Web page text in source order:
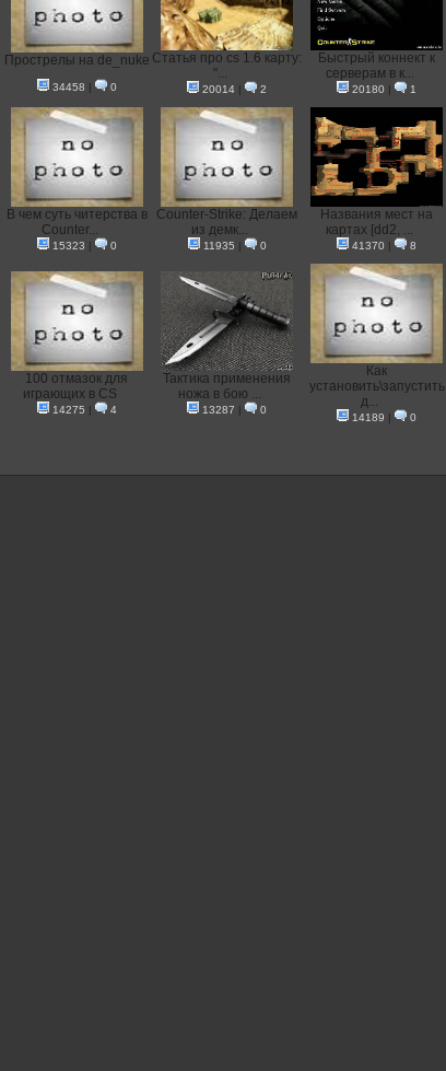
Прострелы на de_nuke
34458 | 0
Статья про cs 1.6 карту:
"...
20014 | 2
Быстрый коннект к
серверам в к...
20180 | 1
В чем суть читерства в
Counter...
15323 | 0
Counter-Strike: Делаем
из демк...
11935 | 0
Названия мест на
картах [dd2, ...
41370 | 8
100 отмазок для
играющих в CS
14275 | 4
Тактика применения
ножа в бою ...
13287 | 0
Как
установить\запустить
д...
14189 | 0